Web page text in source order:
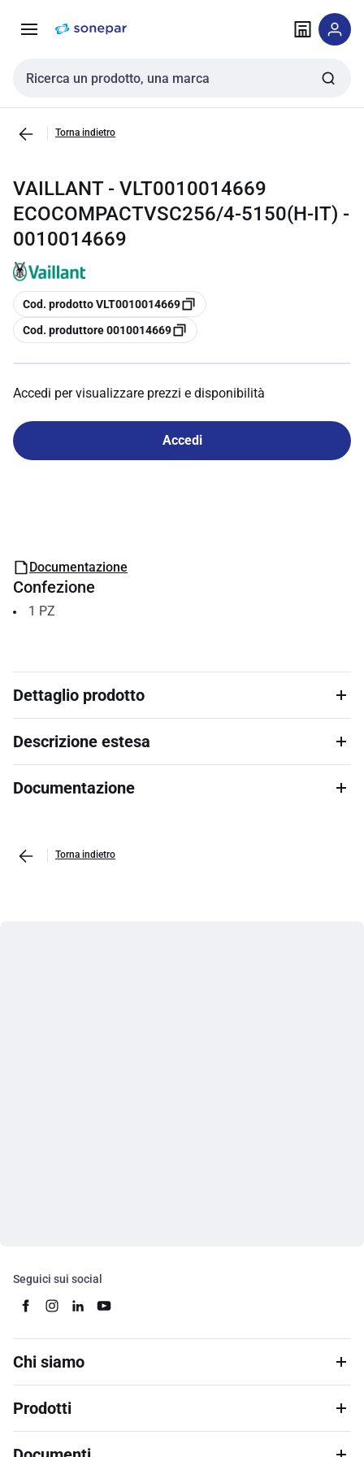
navigazione alla
Cerca input
Torna indietro
VAILLANT - VLT0010014669
ECOCOMPACTVSC256/4-5150(H-IT) -
0010014669
copia
Cod. prodotto VLT0010014669
copia
Cod. produttore 0010014669
Accedi per visualizzare prezzi e disponibilità
Accedi
Documentazione
Confezione
1 PZ
Dettaglio prodotto
Descrizione estesa
Documentazione
Torna indietro
Seguici sui social
Chi siamo
Prodotti